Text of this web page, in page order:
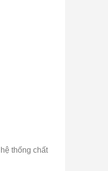
thống chất